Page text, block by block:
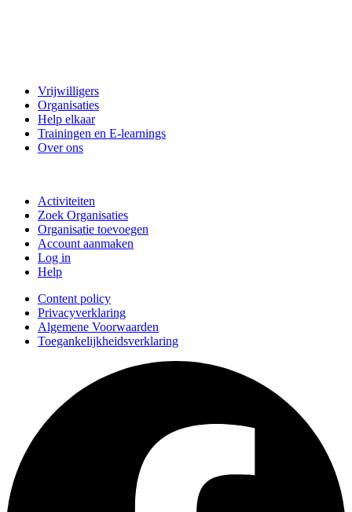
Vrijwilligers
Organisaties
Help elkaar
Trainingen en E-learnings
Over ons
Activiteiten
Zoek Organisaties
Organisatie toevoegen
Account aanmaken
Log in
Help
Content policy
Privacyverklaring
Algemene Voorwaarden
Toegankelijkheidsverklaring